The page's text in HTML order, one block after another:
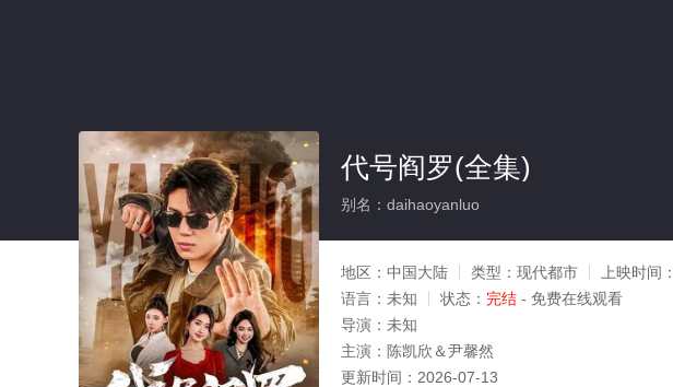
代号阎罗(全集)
别名：daihaoyanluo
地区： 中国大陆 类型： 现代都市 上映时间：
语言： 未知 状态： 完结 - 免费在线观看
导演： 未知
主演： 陈凯欣＆尹馨然
更新时间： 2026-07-13